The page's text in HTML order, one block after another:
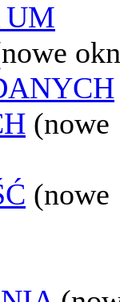
UM
(nowe
(nowe